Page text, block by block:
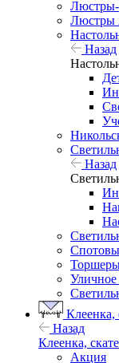
Люстры
Назад
Назад
Клеенка,
Назад
Клеенка,
Акция